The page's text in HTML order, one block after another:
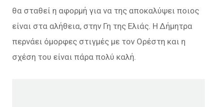
θα σταθεί η αφορμή για να της αποκαλύψει ποιος
είναι στα αλήθεια, στην Γη της Ελιάς. Η Δήμητρα
περνάει όμορφες στιγμές με τον Ορέστη και η
σχέση του είναι πάρα πολύ καλή.